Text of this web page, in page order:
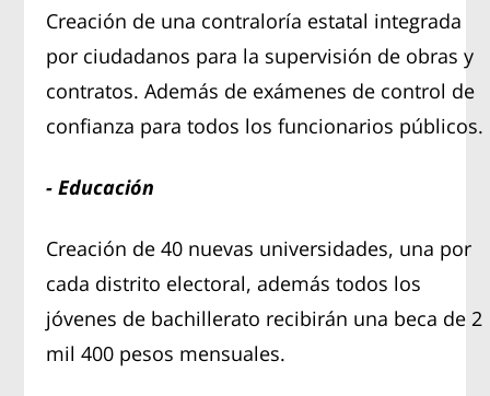
Creación de una contraloría estatal integrada
por ciudadanos para la supervisión de obras y
contratos. Además de exámenes de control de
confianza para todos los funcionarios públicos.
- Educación
Creación de 40 nuevas universidades, una por
cada distrito electoral, además todos los
jóvenes de bachillerato recibirán una beca de 2
mil 400 pesos mensuales.